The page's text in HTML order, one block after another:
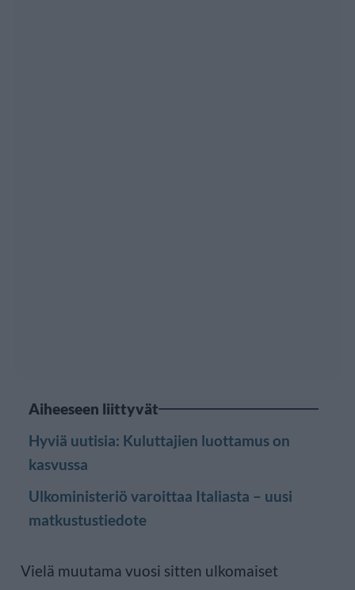
Aiheeseen liittyvät
Hyviä uutisia: Kuluttajien luottamus on
kasvussa
Ulkoministeriö varoittaa Italiasta – uusi
matkustustiedote
Vielä muutama vuosi sitten ulkomaiset